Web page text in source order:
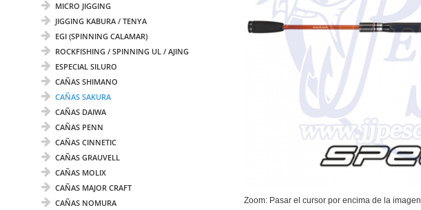
MICRO JIGGING
JIGGING KABURA / TENYA
EGI (SPINNING CALAMAR)
ROCKFISHING / SPINNING UL / AJING
ESPECIAL SILURO
CAÑAS SHIMANO
CAÑAS SAKURA
CAÑAS DAIWA
CAÑAS PENN
CAÑAS CINNETIC
CAÑAS GRAUVELL
CAÑAS MOLIX
CAÑAS MAJOR CRAFT
CAÑAS NOMURA
Zoom: Pasar el cursor por encima de la imagen